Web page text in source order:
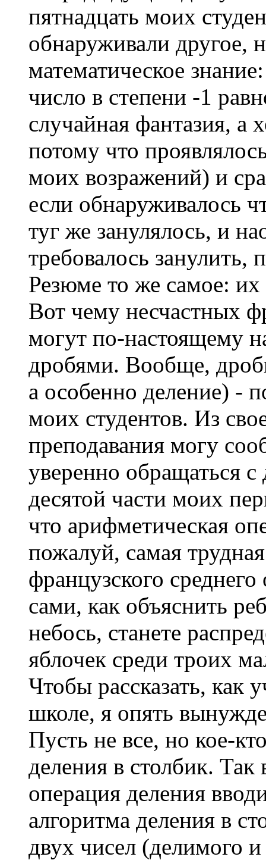
пятнадцать моих
обнаруживали другое,
математическое
число в степени -1
случайная фантазия, а
потому что
моих возражений) и
если обнаруживалось
туг же занулялось, и
требовалось занулить,
Резюме то же самое: их
Вот чему несчастных
могут по-настоящему
дробями. Вообще,
а особенно деление) -
моих студентов. Из
преподавания могу
уверенно обращаться
десятой части моих
что арифметическая
пожалуй, самая
французского
сами, как объяснить
небось, станете
яблочек среди троих
Чтобы рассказать, как
школе, я опять
Пусть не все, но кое-
деления в столбик.
операция деления
алгоритма деления в
двух чисел (делимого